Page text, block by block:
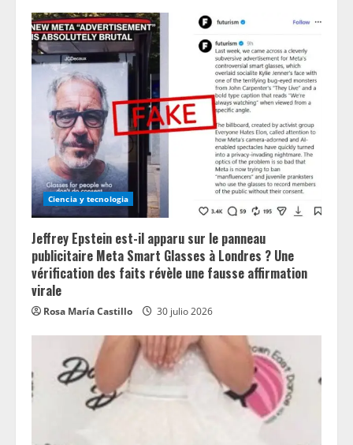
Ciencia y tecnologia
Jeffrey Epstein est-il apparu sur le panneau
publicitaire Meta Smart Glasses à Londres ? Une
vérification des faits révèle une fausse affirmation
virale
Rosa María Castillo 30 julio 2026